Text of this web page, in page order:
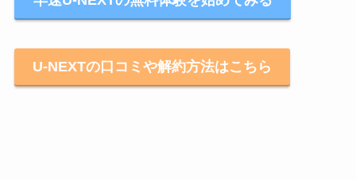
U-NEXTの口コミや解約方法はこちら